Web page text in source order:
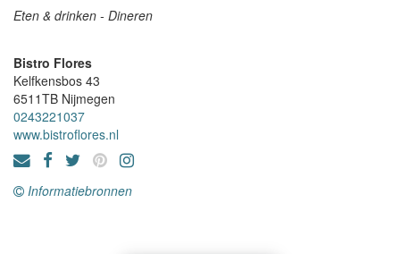
Eten & drinken - Dineren
Bistro Flores
Kelfkensbos 43
6511TB Nijmegen
0243221037
www.bistroflores.nl
Informatiebronnen